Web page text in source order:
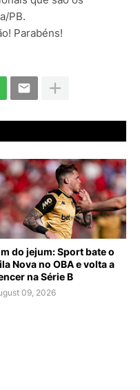
PB.
Parabéns!
do jejum: Sport bate o
Nova no OBA e volta a
na Série B
09, 2026